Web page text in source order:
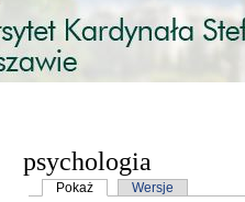
psychologia
Karty podstawowe
Pokaż (aktywna karta)
Wersje